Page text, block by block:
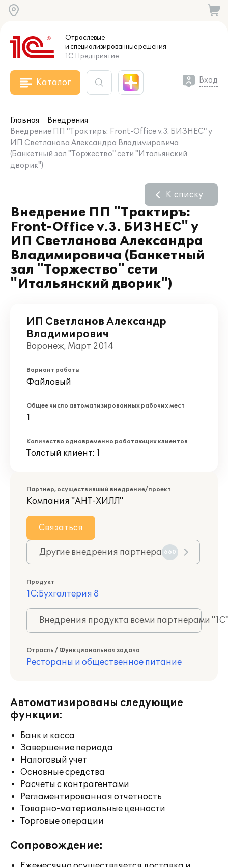
Отраслевые
и специализированныерешения
1С:Предприятие
Каталог Вход
Главная
Внедрения
Внедрение ПП "Трактиръ: Front-Office v.3. БИЗНЕС" у
ИП Светланова Александра Владимировича
(Банкетный зал "Торжество" сети "Итальянский
дворик")
Внедрение ПП "Трактиръ:
Front-Office v.3. БИЗНЕС" у
ИП Светланова Александра
Владимировича (Банкетный
зал "Торжество" сети
"Итальянский дворик")
К списку
ИП Светланов Александр
Владимирович
Воронеж, Март 2014
Вариант работы
Файловый
Общее число автоматизированных рабочих мест
1
Количество одновременно работающих клиентов
Толстый клиент: 1
Партнер, осуществивший внедрение/проект
Компания "АНТ-ХИЛЛ"
Связаться
Другие внедрения партнера 660
Продукт
1С:Бухгалтерия 8
Внедрения продукта всеми партнерами
Отрасль / Функциональная задача
Рестораны и общественное питание
Автоматизированы следующие
функции:
Банк и касса
Завершение периода
Налоговый учет
Основные средства
Расчеты с контрагентами
Регламентированная отчетность
Товарно-материальные ценности
Торговые операции
Сопровождение: